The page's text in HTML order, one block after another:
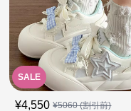
SALE
¥4,550 ¥5060(割引前)